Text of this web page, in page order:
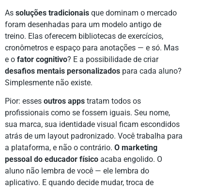
As soluções tradicionais que dominam o mercado
foram desenhadas para um modelo antigo de
treino. Elas oferecem bibliotecas de exercícios,
cronômetros e espaço para anotações — e só. Mas
e o fator cognitivo? E a possibilidade de criar
desafios mentais personalizados para cada aluno?
Simplesmente não existe.
Pior: esses outros apps tratam todos os
profissionais como se fossem iguais. Seu nome,
sua marca, sua identidade visual ficam escondidos
atrás de um layout padronizado. Você trabalha para
a plataforma, e não o contrário. O marketing
pessoal do educador físico acaba engolido. O
aluno não lembra de você — ele lembra do
aplicativo. E quando decide mudar, troca de